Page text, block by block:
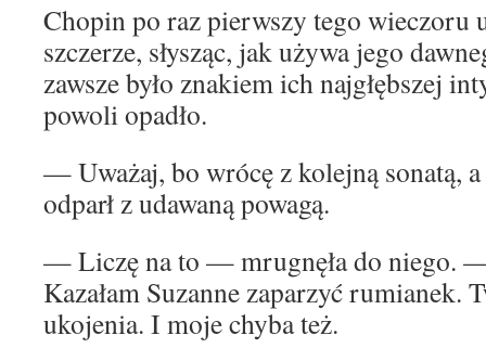
Chopin po raz pierwszy tego wieczoru
szczerze, słysząc, jak używa jego
zawsze było znakiem ich najgłębszej
powoli opadło.
— Uważaj, bo wrócę z kolejną sonatą,
odparł z udawaną powagą.
— Liczę na to — mrugnęła do niego.
Kazałam Suzanne zaparzyć rumianek.
ukojenia. I moje chyba też.